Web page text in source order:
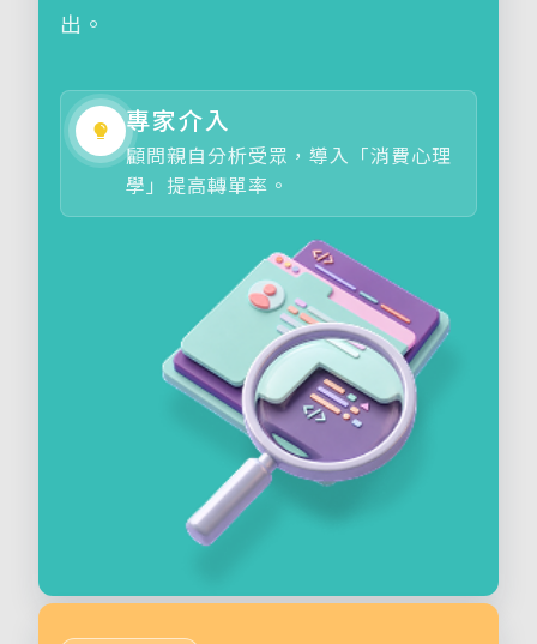
出。
專家介入
顧問親自分析受眾，導入「消費心理
學」提高轉單率。